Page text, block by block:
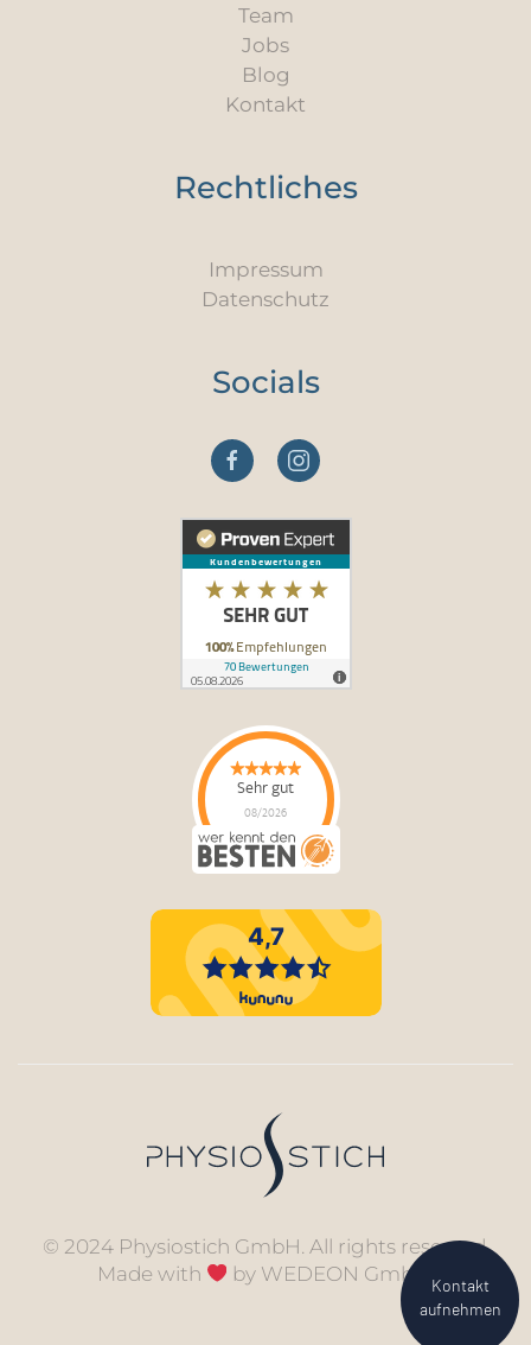
Team
Jobs
Blog
Kontakt
Rechtliches
Impressum
Datenschutz
Socials
Sehr gut
08/2026
PhysioStich GmbHhat
4.91von5Sternen |
auf
werkenntdenBESTEN.de
© 2024 Physiostich GmbH. All rights reserved.
Made with
by WEDEON GmbH
Kontakt
aufnehmen